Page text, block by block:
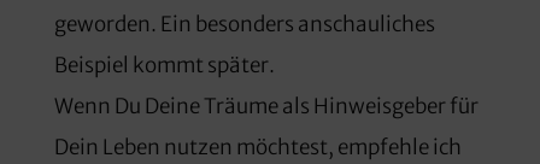
geworden. Ein besonders anschauliches
Beispiel kommt später.
Wenn Du Deine Träume als Hinweisgeber für
Dein Leben nutzen möchtest, empfehle ich